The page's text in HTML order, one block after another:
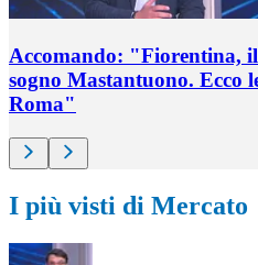
Accomando: "Fiorentina,
sogno Mastantuono. Ecco
Roma"
I più visti di Mercato